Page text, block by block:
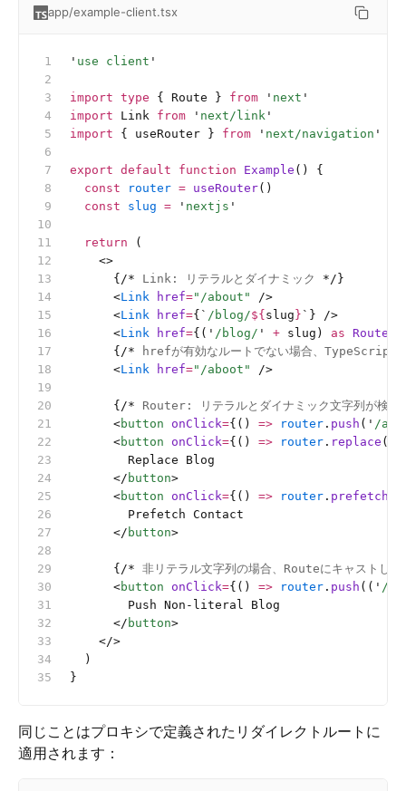
app/example-client.tsx
' use client '
import type { Route } from ' next '
import Link from ' next/link '
import { useRouter } from ' next/navigation '
export default function Example () {
  const
router = useRouter()
  const
slug = ' nextjs '
  return
(
    <>
      {
/* Link: リテラルとダイナミック */ }
      <
Link href="/about"
/>
      <
Link href={ ` /blog/${ slug } ` } />
      <
Link href={( ' /blog/ ' + slug) as Route
      {
/* hrefが有効なルートでない場合、TypeScript
      <
Link href="/aboot" />
      {
/* Router: リテラルとダイナミック文字列が検
      <
button onClick={() => router . push ( ' /
      <
button onClick={() => router . replace (
        Replace Blog
      </
button>
      <
button onClick={() => router . prefetch
        Prefetch Contact
      </
button>
      {
/* 非リテラル文字列の場合、Routeにキャストし
      <
button onClick={() => router . push (( ' /
        Push Non-literal Blog
      </
button>
    </>
  )
}
同じことはプロキシで定義されたリダイレクトルートに
適用されます：